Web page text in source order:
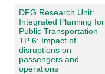
DFG Research Unit:
Integrated Planning for
Public Transportation
TP 6: Impact of
disruptions on
passengers and
operations